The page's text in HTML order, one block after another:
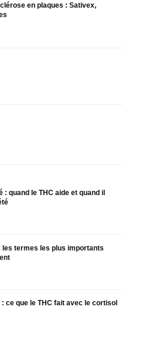
en plaques : Sativex,
: quand le THC aide et quand il
les termes les plus importants
ce que le THC fait avec le cortisol